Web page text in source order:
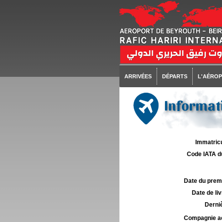
ARRIVÉES DÉPARTS
Code IATA
Date du
Date de
Compagnie